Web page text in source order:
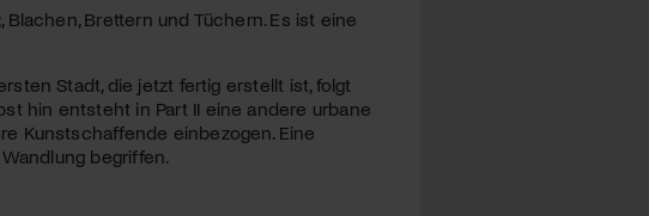
Brettern und Tüchern. Es ist eine
Stadt, die jetzt fertig erstellt ist, folgt
hin entsteht in Part II eine andere urbane
Kunstschaffende einbezogen. Eine
begriffen.